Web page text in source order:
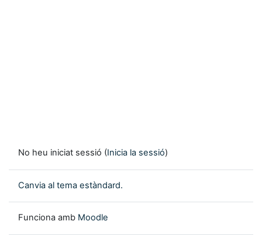
No heu iniciat sessió (Inicia la sessió)
Canvia al tema estàndard.
Funciona amb Moodle